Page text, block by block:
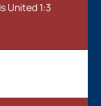
United 1:3